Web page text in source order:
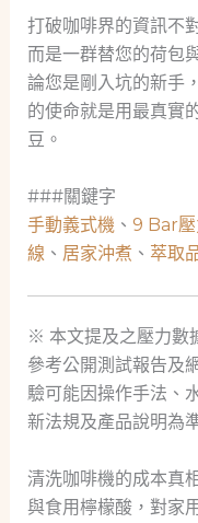
打破咖啡界的資訊不
而是一群替您的荷包
論您是剛入坑的新手
的使命就是用最真實
豆。
###關鍵字
手動義式機 、 9 Bar壓
線 、 居家沖煮 、 萃取
※ 本文提及之壓力數
參考公開測試報告及
驗可能因操作手法、
新法規及產品說明為
清洗咖啡機的成本真
與食用檸檬酸，對家